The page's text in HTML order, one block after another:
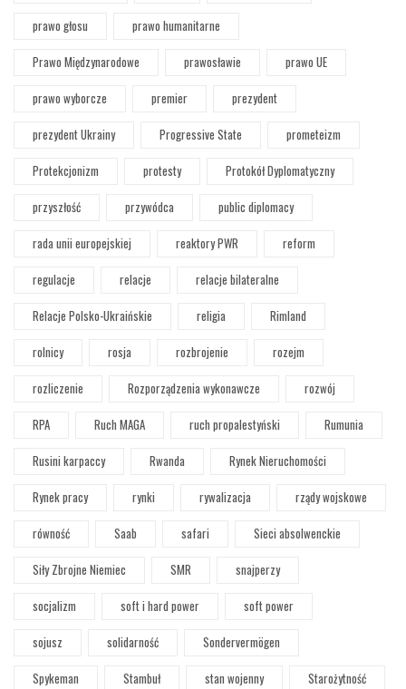
prawo głosu
prawo humanitarne
Prawo Międzynarodowe
prawosławie
prawo UE
prawo wyborcze
premier
prezydent
prezydent Ukrainy
Progressive State
prometeizm
Protekcjonizm
protesty
Protokół Dyplomatyczny
przyszłość
przywódca
public diplomacy
rada unii europejskiej
reaktory PWR
reform
regulacje
relacje
relacje bilateralne
Relacje Polsko-Ukraińskie
religia
Rimland
rolnicy
rosja rozbrojenie
rozejm
rozliczenie
Rozporządzenia wykonawcze
rozwój
RPA
Ruch MAGA ruch propalestyński
Rumunia
Rusini karpaccy
Rwanda
Rynek Nieruchomości
Rynek pracy
rynki rywalizacja
rządy wojskowe
równość
Saab safari
Sieci absolwenckie
Siły Zbrojne Niemiec
SMR
snajperzy
socjalizm
soft i hard power
soft power
sojusz
solidarność
Sondervermögen
Spykeman
Stambuł stan wojenny
Starożytność